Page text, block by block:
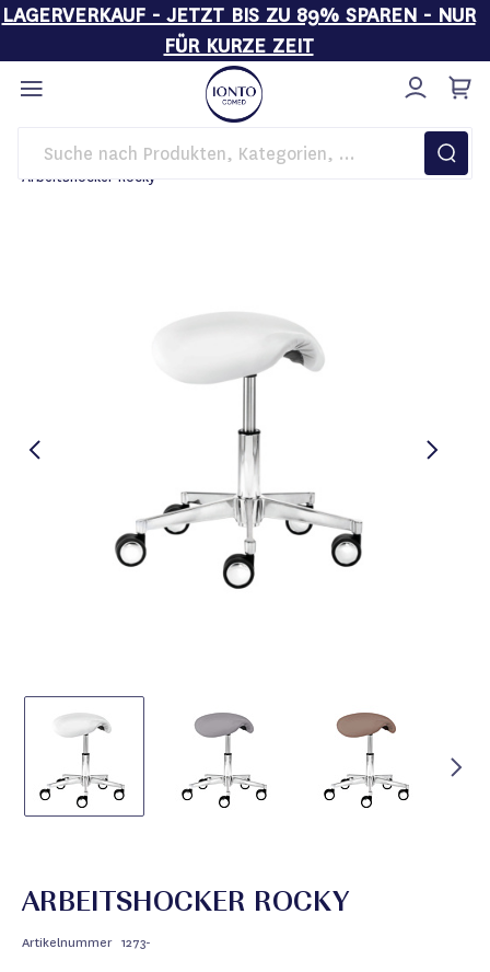
LAGERVERKAUF - JETZT BIS ZU 89% SPAREN - NUR
FÜR KURZE ZEIT
Direkt
zum
Inhalt
Startseite Einrichtung
Arbeitsstühle
Arbeitshocker Rocky
ARBEITSHOCKER ROCKY
Artikelnummer 1273-